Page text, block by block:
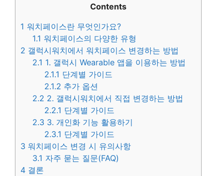
Contents
1 워치페이스란 무엇인가요?
1.1 워치페이스의 다양한 유형
2 갤럭시워치에서 워치페이스 변경하는 방법
2.1 1. 갤럭시 Wearable 앱을 이용하는 방법
2.1.1 단계별 가이드
2.1.2 추가 옵션
2.2 2. 갤럭시워치에서 직접 변경하는 방법
2.2.1 단계별 가이드
2.3 3. 개인화 기능 활용하기
2.3.1 단계별 가이드
3 워치페이스 변경 시 유의사항
3.1 자주 묻는 질문(FAQ)
4 결론